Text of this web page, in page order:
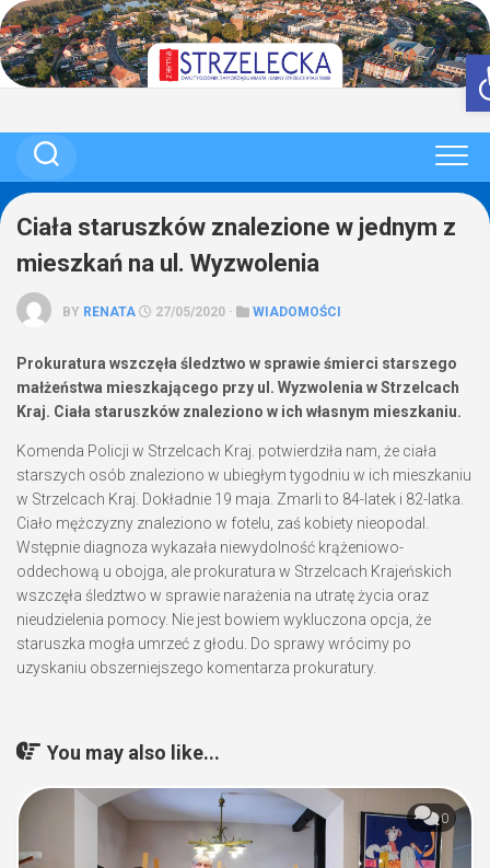
Skip
to
content
Ciała staruszków znalezione w jednym z
mieszkań na ul. Wyzwolenia
BY RENATA 27/05/2020 · WIADOMOŚCI
Prokuratura wszczęła śledztwo w sprawie śmierci starszego
małżeństwa mieszkającego przy ul. Wyzwolenia w Strzelcach
Kraj. Ciała staruszków znaleziono w ich własnym mieszkaniu.
Komenda Policji w Strzelcach Kraj. potwierdziła nam, że ciała
starszych osób znaleziono w ubiegłym tygodniu w ich mieszkaniu
w Strzelcach Kraj. Dokładnie 19 maja. Zmarli to 84-latek i 82-latka.
Ciało mężczyzny znaleziono w fotelu, zaś kobiety nieopodal.
Wstępnie diagnoza wykazała niewydolność krążeniowo-
oddechową u obojga, ale prokuratura w Strzelcach Krajeńskich
wszczęła śledztwo w sprawie narażenia na utratę życia oraz
nieudzielenia pomocy. Nie jest bowiem wykluczona opcja, że
staruszka mogła umrzeć z głodu. Do sprawy wrócimy po
uzyskaniu obszerniejszego komentarza prokuratury.
You may also like...
0